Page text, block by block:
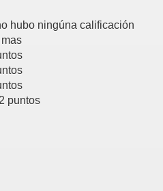
hubo ningúna calificación
puntos